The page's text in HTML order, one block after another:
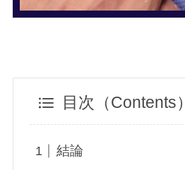
目次（Contents）
結論